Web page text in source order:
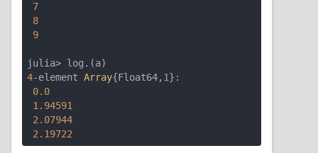
7
8
9
4-element Array{Float64, 1}:
0.0
1.94591
2.07944
2.19722